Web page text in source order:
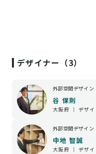
市・加東市・川西市・川
区・神戸市垂水区・神戸
市・養父市)
奈良県(生駒郡・生駒市・宇
市・奈良市・大和郡山市・
和歌山県(有田郡・有田市
の川市・御坊市・新宮市・
デザイナー（3）
外部空間デザイ
谷 保則
大阪府 ｜ デザイ
外部空間デザイ
中地 智誠
大阪府 ｜ デザ